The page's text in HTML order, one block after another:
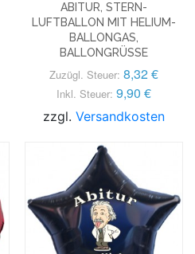
ABITUR, STERN-
LUFTBALLON MIT HELIUM-
BALLONGAS,
BALLONGRÜSSE
Zuzügl. Steuer: 8,32 €
Inkl. Steuer: 9,90 €
zzgl. Versandkosten